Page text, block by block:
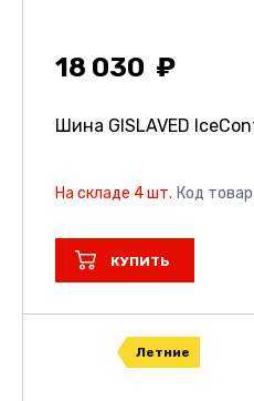
18 030
Шина GISLAVED
На складе 4 шт. Код
КУПИТЬ
Летние